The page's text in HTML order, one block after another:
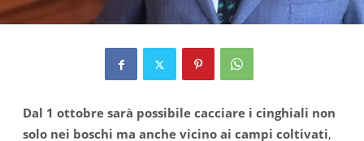
Dal 1 ottobre sarà possibile cacciare i cinghiali non
solo nei boschi ma anche vicino ai campi coltivati,